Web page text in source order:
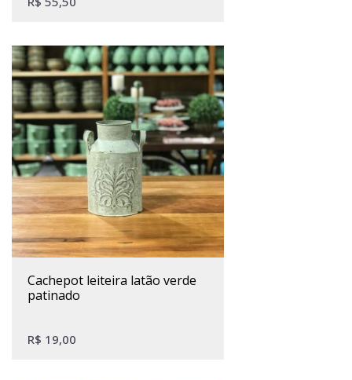
cachepot leiteira latão verde
patinado
R$ 19,00